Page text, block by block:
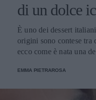
di un dolce
È uno dei dessert
origini sono contese tra
ecco come è nata una
EMMA PIETRAROSA